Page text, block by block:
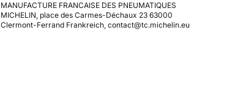
MANUFACTURE FRANCAISE DES PNEUMATIQUES
MICHELIN, place des Carmes-Déchaux 23 63000
Clermont-Ferrand Frankreich, contact@tc.michelin.eu